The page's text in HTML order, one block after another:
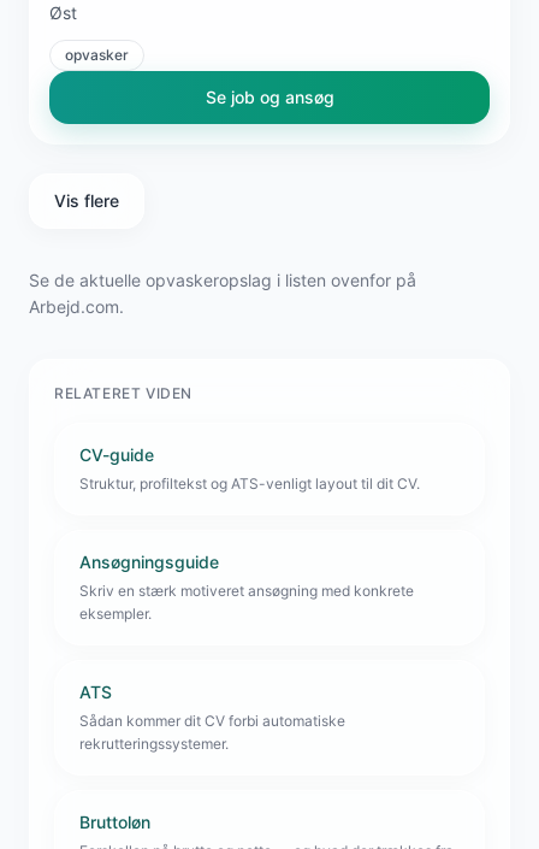
Øst
opvasker
Se job og ansøg
Vis flere
Se de aktuelle opvaskeropslag i listen ovenfor på
Arbejd.com.
RELATERET VIDEN
CV-guide
Struktur, profiltekst og ATS-venligt layout til dit CV.
Ansøgningsguide
Skriv en stærk motiveret ansøgning med konkrete
eksempler.
ATS
Sådan kommer dit CV forbi automatiske
rekrutteringssystemer.
Bruttoløn